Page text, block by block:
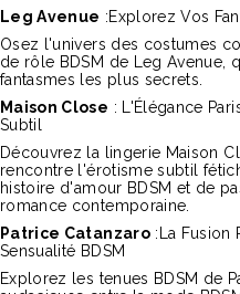
Leg Avenue :Explorez Vos
Osez l'univers des costumes
de rôle BDSM de Leg Avenue,
fantasmes les plus secrets.
Maison Close : L'Élégance
Subtil
Découvrez la lingerie Maison
rencontre l'érotisme subtil
histoire d'amour BDSM et de
romance contemporaine.
Patrice Catanzaro:La Fusion
Sensualité BDSM
Explorez les tenues BDSM de